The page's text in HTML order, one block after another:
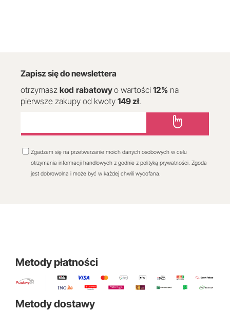
Zapisz się do newslettera
otrzymasz kod rabatowyo wartości 12% na
pierwsze zakupy od kwoty 149 zł.
Zgadzam się na przetwarzanie moich danych osobowych w celu
otrzymania informacji handlowych z godnie z polityką prywatności. Zgoda
jest dobrowolna i może być w każdej chwili wycofana.
Metody płatności
Metody dostawy